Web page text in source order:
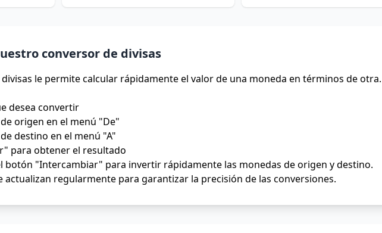
conversor de divisas
le permite calcular rápidamente el valor de una moneda en términos de otra.
desea convertir
origen en el menú "De"
destino en el menú "A"
para obtener el resultado
botón "Intercambiar" para invertir rápidamente las monedas de origen y destino.
actualizan regularmente para garantizar la precisión de las conversiones.